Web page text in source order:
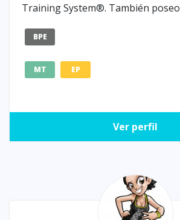
Training System®. También poseo
BPE
MT EP
Ver perfil